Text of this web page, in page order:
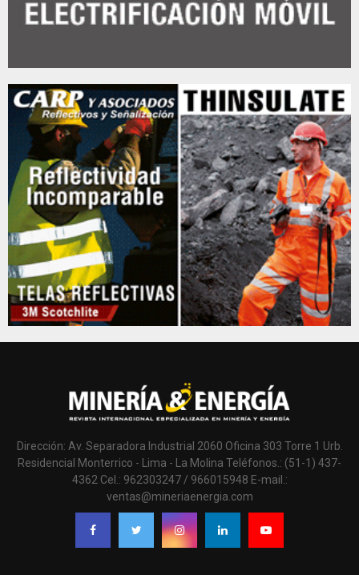
Dirección: Av. Separadora Industrial 2060 Oficina 303 Torre 1 Urb.
Residencial Monterrico - Lima - La Molina Teléfonos.: (51-1) 437-
4362 Cel.: 962303247 / 966015948 E-mail.:
ventas@mineriaenergia.com